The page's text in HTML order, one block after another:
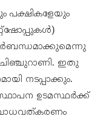
പക്ഷികളേയും
ഇതു
നടപ്പാക്കും.
ഉടമസ്ഥർക്ക്
ബോധവത്കരണം